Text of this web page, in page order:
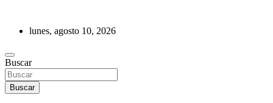
contenidolunes, agosto 10, 2026
REVISTA DE PRENSA
Buscar
Buscar